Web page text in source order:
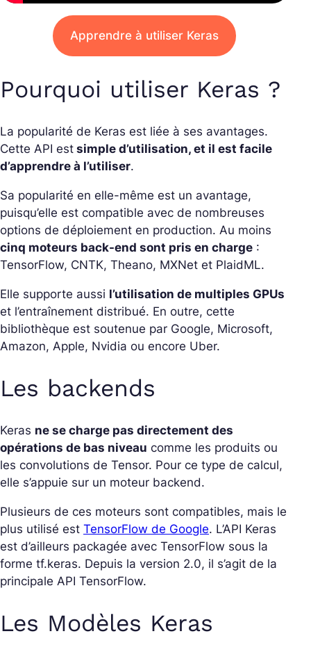
Apprendre à utiliser Keras
Pourquoi utiliser Keras ?
La popularité de Keras est liée à ses avantages.
Cette API est simple d’utilisation, et il est facile
d’apprendre à l’utiliser.
Sa popularité en elle-même est un avantage,
puisqu’elle est compatible avec de nombreuses
options de déploiement en production. Au moins
cinq moteurs back-end sont pris en charge :
TensorFlow, CNTK, Theano, MXNet et PlaidML.
Elle supporte aussi l’utilisation de multiples GPUs
et l’entraînement distribué. En outre, cette
bibliothèque est soutenue par Google, Microsoft,
Amazon, Apple, Nvidia ou encore Uber.
Les backends
Keras ne se charge pas directement des
opérations de bas niveau comme les produits ou
les convolutions de Tensor. Pour ce type de calcul,
elle s’appuie sur un moteur backend.
Plusieurs de ces moteurs sont compatibles, mais le
plus utilisé est TensorFlow de Google. L’API Keras
est d’ailleurs packagée avec TensorFlow sous la
forme tf.keras. Depuis la version 2.0, il s’agit de la
principale API TensorFlow.
Les Modèles Keras